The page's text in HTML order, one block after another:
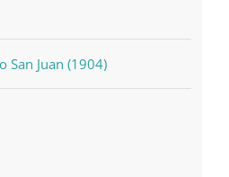
San Juan (1904)